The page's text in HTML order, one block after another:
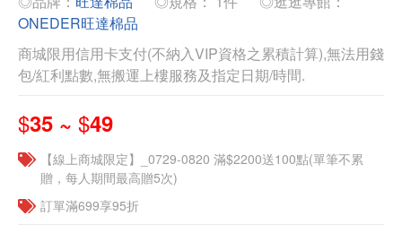
ONEDER旺達棉品
商城限用信用卡支付(不納入VIP資格之累積計算),無法用錢
包/紅利點數,無搬運上樓服務及指定日期/時間.
$35 ~ $49
【線上商城限定】_0729-0820 滿$2200送100點(單筆不累
贈，每人期間最高贈5次)
訂單滿699享95折